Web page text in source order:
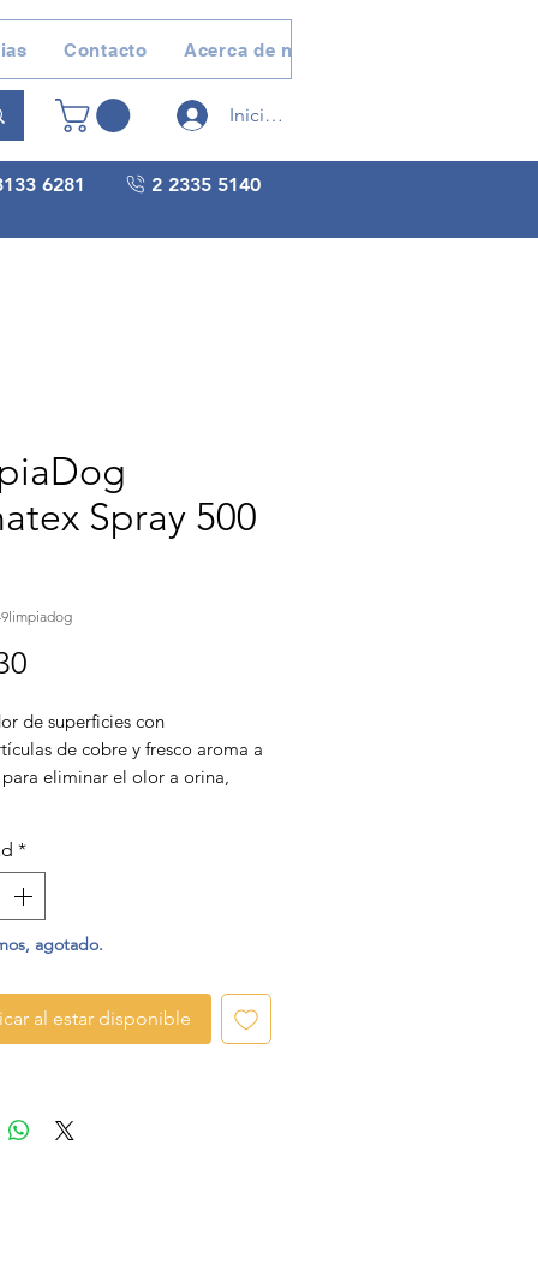
Contacto Acerca de nosotros
Iniciar sesión
2 2335 5140
6281
Spray 500
de superficies con
de cobre y fresco aroma a
eliminar el olor a orina,
*
agotado.
al estar disponible